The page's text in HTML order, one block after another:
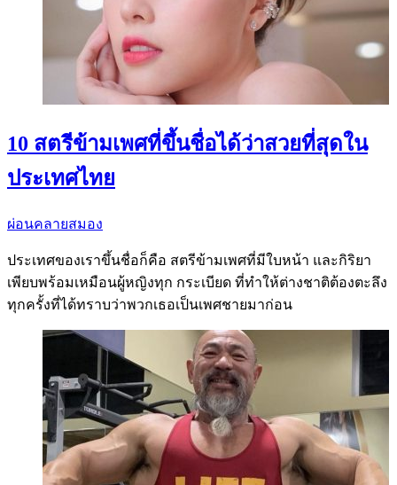
10 สตรีข้ามเพศที่ขึ้นชื่อได้ว่าสวยที่สุดใน
ประเทศไทย
ผ่อนคลายสมอง
ประเทศของเราขึ้นชื่อก็คือ สตรีข้ามเพศที่มีใบหน้า และกิริยา
เพียบพร้อมเหมือนผู้หญิงทุก กระเบียด ที่ทำให้ต่างชาติต้องตะลึง
ทุกครั้งที่ได้ทราบว่าพวกเธอเป็นเพศชายมาก่อน